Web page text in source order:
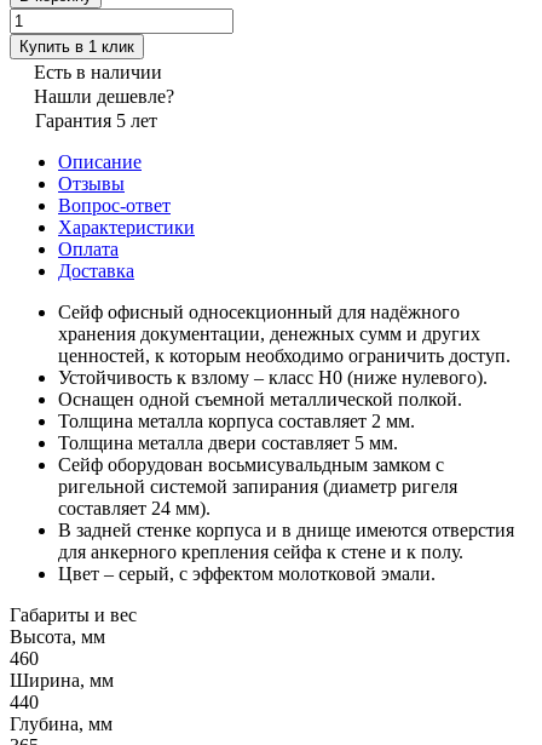
Купить в 1 клик
Есть в наличии
Нашли дешевле?
Гарантия 5 лет
Описание
Отзывы
Вопрос-ответ
Характеристики
Оплата
Доставка
Сейф офисный односекционный для надёжного
хранения документации, денежных сумм и других
ценностей, к которым необходимо ограничить доступ.
Устойчивость к взлому – класс Н0 (ниже нулевого).
Оснащен одной съемной металлической полкой.
Толщина металла корпуса составляет 2 мм.
Толщина металла двери составляет 5 мм.
Сейф оборудован восьмисувальдным замком с
ригельной системой запирания (диаметр ригеля
составляет 24 мм).
В задней стенке корпуса и в днище имеются отверстия
для анкерного крепления сейфа к стене и к полу.
Цвет – серый, с эффектом молотковой эмали.
Габариты и вес
Высота, мм
460
Ширина, мм
440
Глубина, мм